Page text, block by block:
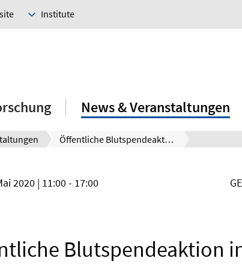
Institute
News & Veranstaltungen
Öffentliche Blutspendeaktion im Lichthof der Leibniz Universität
2020 | 11:00 - 17:00
Blutspendeaktion